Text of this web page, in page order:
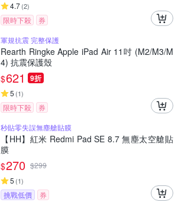
4.7(2)
限時下殺
券
軍規抗震 完整保護
Rearth Ringke Apple iPad Air 11吋 (M2/M3/M
4) 抗震保護殼
$621 9折
5 (1)
限時下殺
券
秒貼零失誤無塵艙貼膜
【HH】紅米 Redmi Pad SE 8.7 無塵太空艙貼
膜
$270 $299
5 (1)
挑戰低價
券